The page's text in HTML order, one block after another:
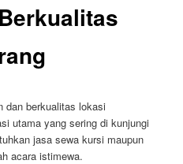
dan berkualitas lokasi
utama yang sering di kunjungi
jasa sewa kursi maupun
acara istimewa.